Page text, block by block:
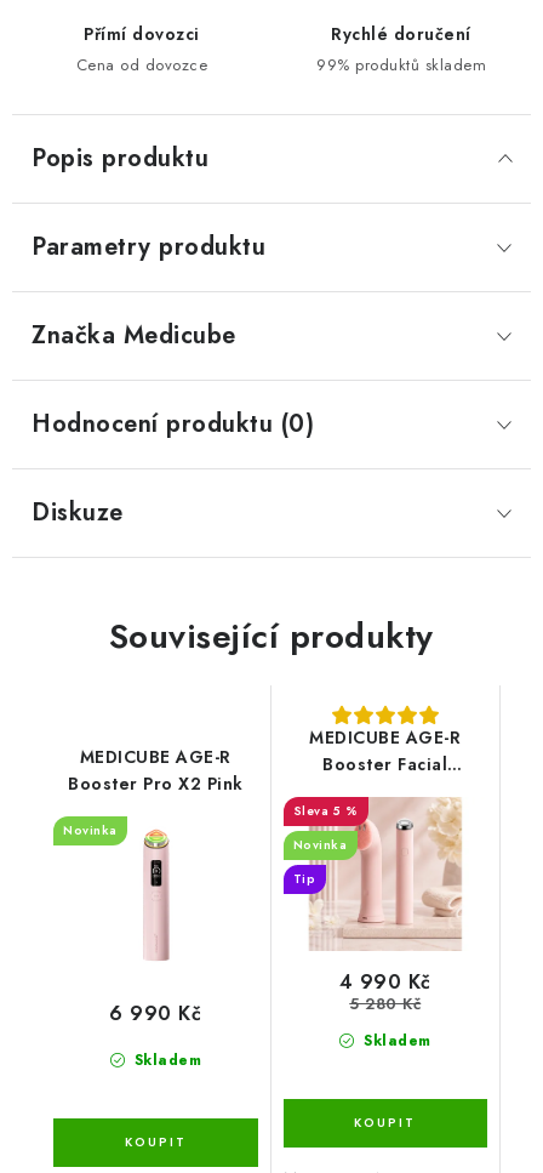
Přímí dovozci
Cena od dovozce
Rychlé doručení
99% produktů skladem
Popis produktu
Parametry produktu
Značka Medicube
Hodnocení produktu (0)
Diskuze
Související produkty
MEDICUBE AGE-R
Booster Pro X2 Pink
Novinka
Skladem
6 990 Kč
MEDICUBE AGE-R
Booster Facial
Cleansing Device Pink
(Mini Plus + Cleansing
Head)
5 %
Novinka
Tip
Skladem
4 990 Kč
5 280 Kč